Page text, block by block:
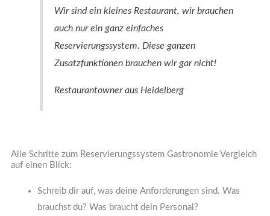
Wir sind ein kleines Restaurant, wir brauchen
auch nur ein ganz einfaches
Reservierungssystem. Diese ganzen
Zusatzfunktionen brauchen wir gar nicht!
Restaurantowner aus Heidelberg
Alle Schritte zum Reservierungssystem Gastronomie Vergleich
auf einen Blick:
Schreib dir auf, was deine Anforderungen sind. Was
brauchst du? Was braucht dein Personal?